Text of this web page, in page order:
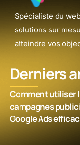
Spécialiste du
solutions sur
atteindre vos
Derniers
Comment utiliser
campagnes
Google Ads